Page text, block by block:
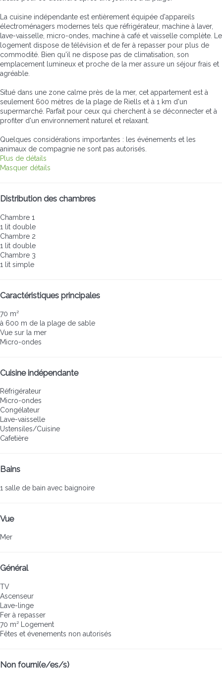
La cuisine indépendante est entièrement équipée d'appareils
électroménagers modernes tels que réfrigérateur, machine à laver,
lave-vaisselle, micro-ondes, machine à café et vaisselle complète. Le
logement dispose de télévision et de fer à repasser pour plus de
commodité. Bien qu'il ne dispose pas de climatisation, son
emplacement lumineux et proche de la mer assure un séjour frais et
agréable.
Situé dans une zone calme près de la mer, cet appartement est à
seulement 600 mètres de la plage de Riells et à 1 km d'un
supermarché. Parfait pour ceux qui cherchent à se déconnecter et à
profiter d'un environnement naturel et relaxant.
Quelques considérations importantes : les événements et les
animaux de compagnie ne sont pas autorisés.
Plus de détails
Masquer détails
Distribution des chambres
Chambre 1
1 lit double
Chambre 2
1 lit double
Chambre 3
1 lit simple
Caractéristiques principales
70 m²
à 600 m de la plage de sable
Vue sur la mer
Micro-ondes
Cuisine indépendante
Réfrigérateur
Micro-ondes
Congélateur
Lave-vaisselle
Ustensiles/Cuisine
Cafetière
Bains
1 salle de bain avec baignoire
Vue
Mer
Général
TV
Ascenseur
Lave-linge
Fer à repasser
70 m² Logement
Fêtes et évenements non autorisés
Non fourni(e/es/s)